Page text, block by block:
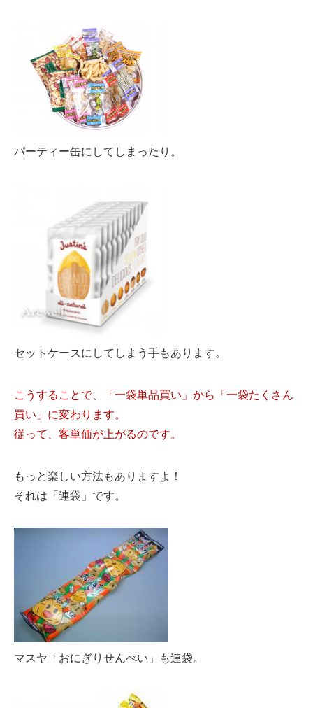
パーティー缶にしてしまったり。
セットケースにしてしまう手もあります。
こうすることで、「一袋単品買い」から「一袋たくさん
買い」に変わります。
従って、客単価が上がるのです。
もっと楽しい方法もありますよ！
それは「連袋」です。
マスヤ「おにぎりせんべい」も連袋。